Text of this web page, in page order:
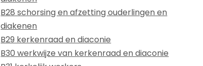
B28 schorsing en afzetting ouderlingen en
diakenen
B29 kerkenraad en diaconie
B30 werkwijze van kerkenraad en diaconie